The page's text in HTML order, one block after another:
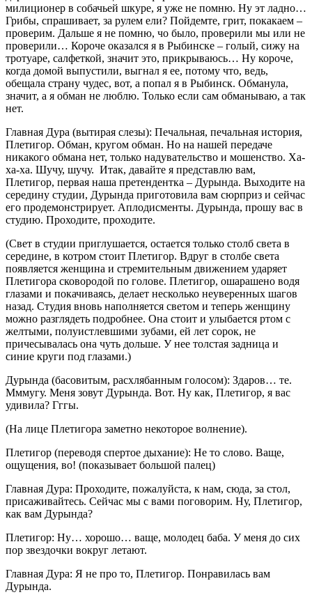
милиционер в собачьей шкуре, я уже не помню. Ну эт ладно…
Грибы, спрашивает, за рулем ели? Пойдемте, грит, покакаем –
проверим. Дальше я не помню, чо было, проверили мы или не
проверили… Короче оказался я в Рыбинске – голый, сижу на
тротуаре, салфеткой, значит это, прикрываюсь… Ну короче,
когда домой выпустили, выгнал я ее, потому что, ведь,
обещала страну чудес, вот, а попал я в Рыбинск. Обманула,
значит, а я обман не люблю. Только если сам обманываю, а так
нет.
Главная Дура (вытирая слезы): Печальная, печальная история,
Плетигор. Обман, кругом обман. Но на нашей передаче
никакого обмана нет, только надувательство и мошенство. Ха-
ха-ха. Шучу, шучу. Итак, давайте я представлю вам,
Плетигор, первая наша претендентка – Дурында. Выходите на
середину студии, Дурында приготовила вам сюрприз и сейчас
его продемонстрирует. Аплодисменты. Дурында, прошу вас в
студию. Проходите, проходите.
(Свет в студии приглушается, остается только столб света в
середине, в котром стоит Плетигор. Вдруг в столбе света
появляется женщина и стремительным движением ударяет
Плетигора сковородой по голове. Плетигор, ошарашено водя
глазами и покачиваясь, делает несколько неуверенных шагов
назад. Студия вновь наполняется светом и теперь женщину
можно разглядеть подробнее. Она стоит и улыбается ртом с
желтыми, полуистлевшими зубами, ей лет сорок, не
причесывалась она чуть дольше. У нее толстая задница и
синие круги под глазами.)
Дурында (басовитым, расхлябанным голосом): Здаров… те.
Мммугу. Меня зовут Дурында. Вот. Ну как, Плетигор, я вас
удивила? Гггы.
(На лице Плетигора заметно некоторое волнение).
Плетигор (переводя спертое дыхание): Не то слово. Ваще,
ощущения, во! (показывает большой палец)
Главная Дура: Проходите, пожалуйста, к нам, сюда, за стол,
присаживайтесь. Сейчас мы с вами поговорим. Ну, Плетигор,
как вам Дурында?
Плетигор: Ну… хорошо… ваще, молодец баба. У меня до сих
пор звездочки вокруг летают.
Главная Дура: Я не про то, Плетигор. Понравилась вам
Дурында.